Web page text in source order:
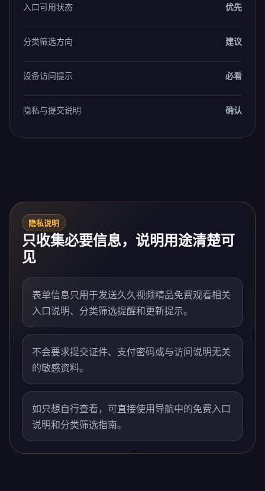
入口可用状态 优先
分类筛选方向 建议
设备访问提示 必看
隐私与提交说明 确认
隐私说明
只收集必要信息，说明用途清楚可
见
表单信息只用于发送久久视频精品免费观看相关
入口说明、分类筛选提醒和更新提示。
不会要求提交证件、支付密码或与访问说明无关
的敏感资料。
如只想自行查看，可直接使用导航中的免费入口
说明和分类筛选指南。